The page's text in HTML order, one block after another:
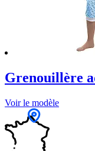
Grenouillère
Voir le modèle